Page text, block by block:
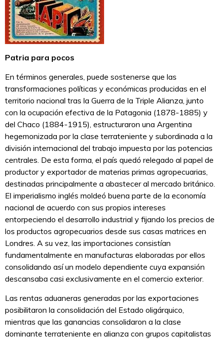
Patria para pocos
En términos generales, puede sostenerse que las
transformaciones políticas y económicas producidas en el
territorio nacional tras la Guerra de la Triple Alianza, junto
con la ocupación efectiva de la Patagonia (1878-1885) y
del Chaco (1884-1915), estructuraron una Argentina
hegemonizada por la clase terrateniente y subordinada a la
división internacional del trabajo impuesta por las potencias
centrales. De esta forma, el país quedó relegado al papel de
productor y exportador de materias primas agropecuarias,
destinadas principalmente a abastecer al mercado británico.
El imperialismo inglés moldeó buena parte de la economía
nacional de acuerdo con sus propios intereses
entorpeciendo el desarrollo industrial y fijando los precios de
los productos agropecuarios desde sus casas matrices en
Londres. A su vez, las importaciones consistían
fundamentalmente en manufacturas elaboradas por ellos
consolidando así un modelo dependiente cuya expansión
descansaba casi exclusivamente en el comercio exterior.
Las rentas aduaneras generadas por las exportaciones
posibilitaron la consolidación del Estado oligárquico,
mientras que las ganancias consolidaron a la clase
dominante terrateniente en alianza con grupos capitalistas